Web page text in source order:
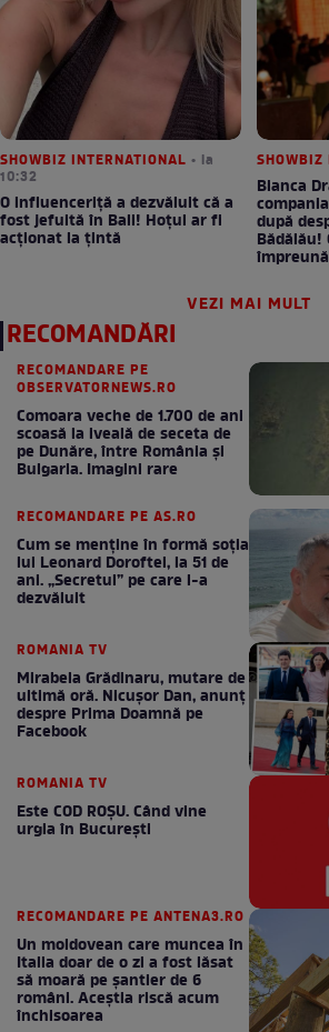
SHOWBIZ INTERNATIONAL • la
10:32
O influenceriță a dezvăluit că a
fost jefuită în Bali! Hoțul ar fi
acționat la țintă
SHOWBIZ
Bianca
după
împreună
VEZI MAI MULT
RECOMANDĂRI
RECOMANDARE PE
OBSERVATORNEWS.RO
Comoara veche de 1.700 de ani
scoasă la iveală de seceta de
pe Dunăre, între România şi
Bulgaria. Imagini rare
RECOMANDARE PE AS.RO
Cum se menţine în formă soţia
lui Leonard Doroftei, la 51 de
ani. „Secretul” pe care l-a
dezvăluit
ROMANIA TV
Mirabela Grădinaru, mutare de
ultimă oră. Nicuşor Dan, anunţ
despre Prima Doamnă pe
Facebook
ROMANIA TV
Este COD ROŞU. Când vine
urgia în Bucureşti
RECOMANDARE PE ANTENA3.RO
Un moldovean care muncea în
Italia doar de o zi a fost lăsat
să moară pe şantier de 6
români. Aceștia riscă acum
închisoarea